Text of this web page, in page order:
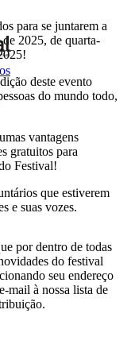
para se juntarem a
2025, de quarta-
deste evento
do mundo todo,
vantagens
gratuitos para
Festival!
que estiverem
e suas vozes.
por dentro de todas
do festival
seu endereço
mail à nossa lista de